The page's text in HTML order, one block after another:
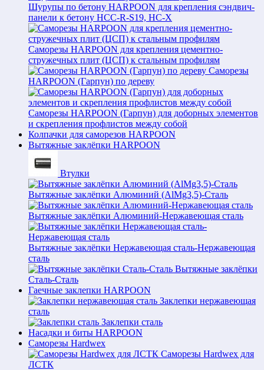
Шурупы по бетону HARPOON для крепления сэндвич-
панели к бетону HCC-R-S19, HC-X
Саморезы HARPOON для крепления цементно-
стружечных плит (ЦСП) к стальным профилям
Саморезы
HARPOON (Гарпун) по дереву
Саморезы HARPOON (Гарпун) для доборных элементов
и скрепления профлистов между собой
Колпачки для саморезов HARPOON
Вытяжные заклёпки HARPOON
Втулки
Вытяжные заклёпки Алюминий (AlMg3,5)-Сталь
Вытяжные заклёпки Алюминий-Нержавеющая сталь
Вытяжные заклёпки Нержавеющая сталь-Нержавеющая
сталь
Вытяжные заклёпки
Сталь-Сталь
Гаечные заклепки HARPOON
Заклепки нержавеющая
сталь
Заклепки сталь
Насадки и биты HARPOON
Саморезы Hardwex
Саморезы Hardwex для
ЛСТК